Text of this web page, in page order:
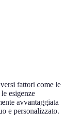
fattori come le
esigenze
avvantaggiata
e personalizzato.